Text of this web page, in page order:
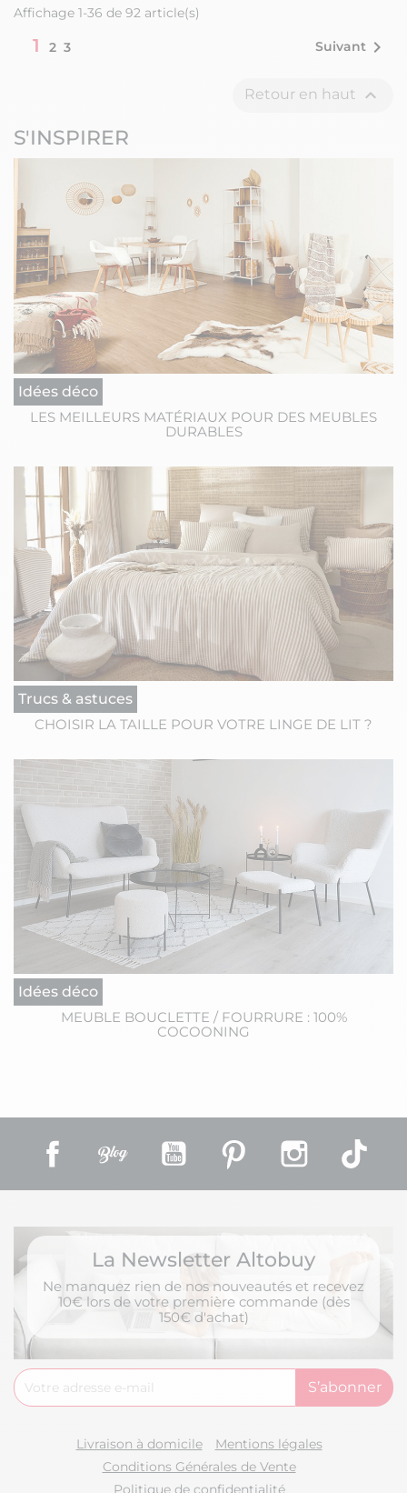
Affichage 1-36 de 92 article(s)
1 2 3 Suivant 
Retour en haut 
S'INSPIRER
Idées déco
LES MEILLEURS MATÉRIAUX POUR DES MEUBLES
DURABLES
Trucs & astuces
CHOISIR LA TAILLE POUR VOTRE LINGE DE LIT ?
Idées déco
MEUBLE BOUCLETTE / FOURRURE : 100%
COCOONING
Facebook YouTube Pinterest Instagram
La Newsletter Altobuy
Ne manquez rien de nos nouveautés et recevez
10€ lors de votre première commande (dès
150€ d'achat)
Livraison à domicile
Mentions légales
Conditions Générales de Vente
Politique de confidentialité